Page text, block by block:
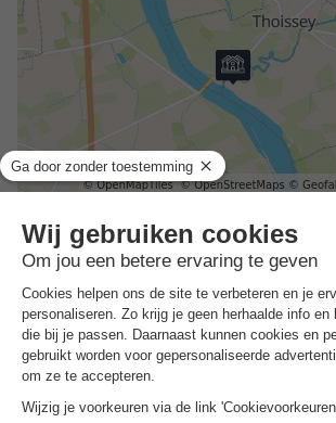
Adres
Camping de Thoissey Avenue du port 01140
Thoissey, Frankrijk
ALGEMENE INFORMATIE
Openingstijden receptie